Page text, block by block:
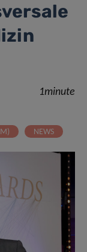
1minute
NEWS